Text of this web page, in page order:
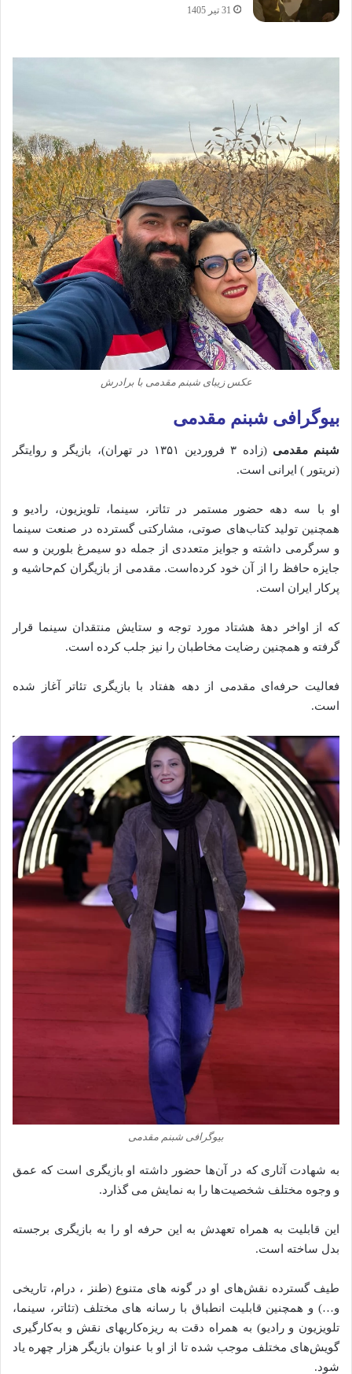
31 تیر 1405
عکس زیبای شبنم مقدمی با برادرش
بیوگرافی شبنم مقدمی
شبنم مقدمی
(زاده ۳ فروردین ۱۳۵۱ در تهران)، بازیگر و روایتگر
(نریتور ) ایرانی است.
او با سه دهه حضور مستمر در تئاتر، سینما، تلویزیون، رادیو و
همچنین تولید کتاب‌های صوتی، مشارکتی گسترده در صنعت سینما
و سرگرمی داشته و جوایز متعددی از جمله دو سیمرغ بلورین و سه
جایزه حافظ را از آن خود کرده‌است. مقدمی از بازیگران کم‌حاشیه و
پرکار ایران است.
که از اواخر دههٔ هشتاد مورد توجه و ستایش منتقدان سینما قرار
گرفته و همچنین رضایت مخاطبان را نیز جلب کرده است.
فعالیت حرفه‌ای مقدمی از دهه هفتاد با بازیگری تئاتر آغاز شده
است.
بیوگرافی شبنم مقدمی
به شهادت آثاری که در آن‌ها حضور داشته او بازیگری است که عمق
و وجوه مختلف شخصیت‌ها را به نمایش می‌ گذارد.
این قابلیت به همراه تعهدش به این حرفه او را به بازیگری برجسته
بدل ساخته است.
طیف گسترده نقش‌های او در گونه های متنوع (طنز ، درام، تاریخی
و…) و همچنین قابلیت انطباق با رسانه های مختلف (تئاتر، سینما،
تلویزیون و رادیو) به همراه دقت به ریزه‌کاریهای نقش و به‌کارگیری
گویش‌های مختلف موجب شده تا از او با عنوان بازیگر هزار چهره یاد
شود.